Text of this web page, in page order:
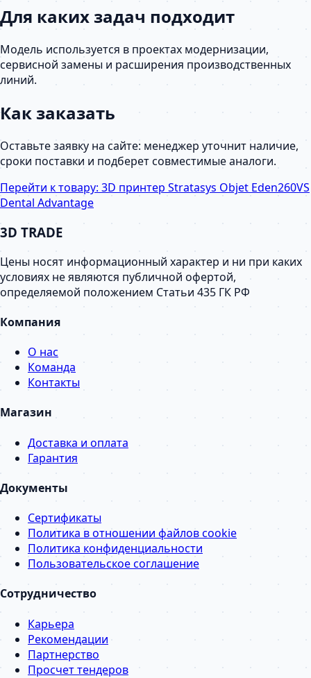
Для каких задач подходит
Модель используется в проектах модернизации,
сервисной замены и расширения производственных
линий.
Как заказать
Оставьте заявку на сайте: менеджер уточнит наличие,
сроки поставки и подберет совместимые аналоги.
Перейти к товару: 3D принтер Stratasys Objet Eden260VS
Dental Advantage
3D TRADE
Цены носят информационный характер и ни при каких
условиях не являются публичной офертой,
определяемой положением Статьи 435 ГК РФ
Компания
О нас
Команда
Контакты
Магазин
Доставка и оплата
Гарантия
Документы
Сертификаты
Политика в отношении файлов cookie
Политика конфиденциальности
Пользовательское соглашение
Сотрудничество
Карьера
Рекомендации
Партнерство
Просчет тендеров